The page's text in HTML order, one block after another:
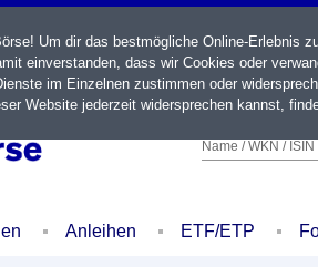
Name / WKN / ISIN
Anleihen ETF/ETP
Um dir das bestmögliche Online-Erlebnis
einverstanden, dass wir Cookies oder
im Einzelnen zustimmen oder
Website jederzeit widersprechen kannst,